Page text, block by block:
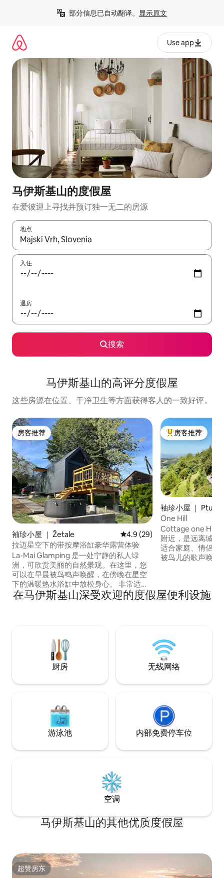
部分信息已自动翻译。 显示原文
Use app
马伊斯基山的度假屋
在爱彼迎上寻找并预订独一无二的房源
地点
如有搜索结果，请使用上下方向键查看，或通过点击或滑动手势
入住
退房
搜索
马伊斯基山的高评分度假屋
这些房源在位置、干净卫生等方面获得客人的一致好评。
房客推荐
房客推荐
袖珍小屋 ｜ Žetale 平均评分 4.9 分（满分 5 分）
4.9 (29)
拉迈星空下的带按摩浴缸豪华露营体验
La-Mai Glamping 是一处宁静的私人绿
洲，可欣赏美丽的自然景观。在这里，您
可以在早晨被鸟鸣声唤醒，在傍晚在星空
下的温暖热水浴缸中放松身心。 非常适合
两人入住，享受浪漫假期，或远离日常压
力。 期待您的到来： - 带景观的私人按摩
整洁、景观优美、环境宁静。
热门「房客推荐」
房客推荐
袖珍小屋 ｜
One Hill
Cottage one HILL
附近，是远离城市
适合家庭、情侣或朋友入
被鸟儿的歌声唤醒
殿。 来到哈洛兹
在马伊斯基山深受欢迎的度假屋便利设施
厨房 无线网络
游泳池 内部免费停车位
空调
马伊斯基山的其他优质度假屋
超赞房东
超赞房东